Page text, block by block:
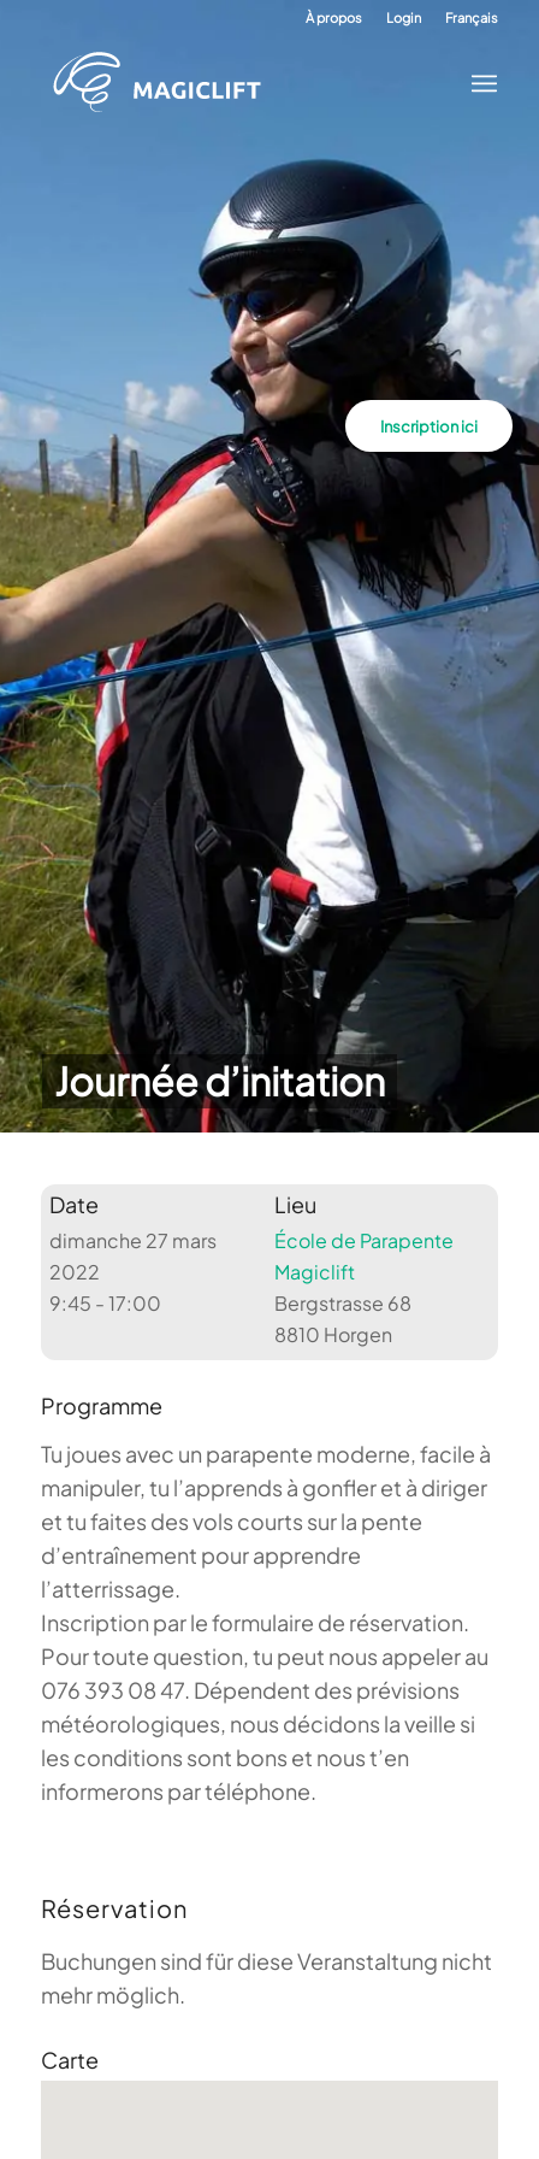
À propos Login Français
Journée d’initation
Inscription ici
Date
dimanche 27 mars
2022
9:45 - 17:00
Lieu
École de Parapente
Magiclift
Bergstrasse 68
8810 Horgen
Programme
Tu joues avec un parapente moderne, facile à
manipuler, tu l’apprends à gonfler et à diriger
et tu faites des vols courts sur la pente
d’entraînement pour apprendre
l’atterrissage.
Inscription par le formulaire de réservation.
Pour toute question, tu peut nous appeler au
076 393 08 47. Dépendent des prévisions
météorologiques, nous décidons la veille si
les conditions sont bons et nous t’en
informerons par téléphone.
Réservation
Buchungen sind für diese Veranstaltung nicht
mehr möglich.
Carte